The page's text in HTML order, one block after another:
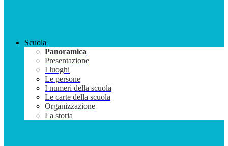
Scuola
Panoramica
Presentazione
I luoghi
Le persone
I numeri della scuola
Le carte della scuola
Organizzazione
La storia